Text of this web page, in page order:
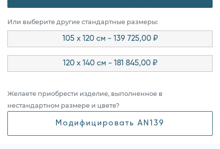
Или выберите другие стандартные размеры:
105 x 120 см - 139 725,00 ₽
120 x 140 см - 181 845,00 ₽
Желаете приобрести изделие, выполненное в
нестандартном размере и цвете?
Модифицировать AN139